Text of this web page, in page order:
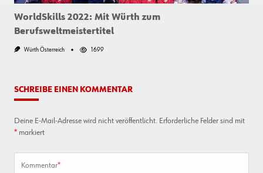
WorldSkills 2022: Mit Würth zum
Berufsweltmeistertitel
Würth Österreich 1699
SCHREIBE EINEN KOMMENTAR
Deine E-Mail-Adresse wird nicht veröffentlicht. Erforderliche Felder sind mit
* markiert
Kommentar*